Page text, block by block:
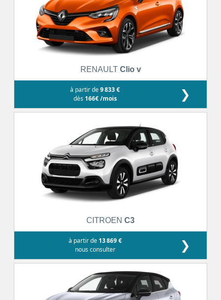
RENAULT Clio v
à partir de9 833 €
dès 166€ /mois ❯
CITROEN C3
à partir de 13 869 €
nous consulter
❯